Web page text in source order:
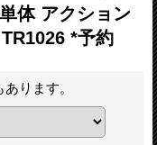
体 アクション
*予約
ります。